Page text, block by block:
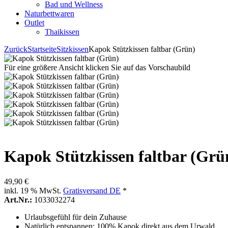
Bad und Wellness
Naturbettwaren
Outlet
Thaikissen
ZurückStartseiteSitzkissenKapok Stützkissen faltbar (Grün)
Für eine größere Ansicht klicken Sie auf das Vorschaubild
Kapok Stützkissen faltbar
49,90 €
inkl. 19 % MwSt. Gratisversand DE *
Art.Nr.: 1033032274
Urlaubsgefühl für dein Zuhause
Natürlich entspannen: 100% Kapok direkt aus dem Urwald